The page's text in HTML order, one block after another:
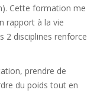
Cette formation me
rapport à la vie
2 disciplines renforce
prendre de
du poids tout en